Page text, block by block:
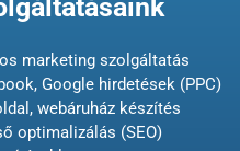
marketing szolgáltatás
Google hirdetések (PPC)
webáruház készítés
optimalizálás (SEO)